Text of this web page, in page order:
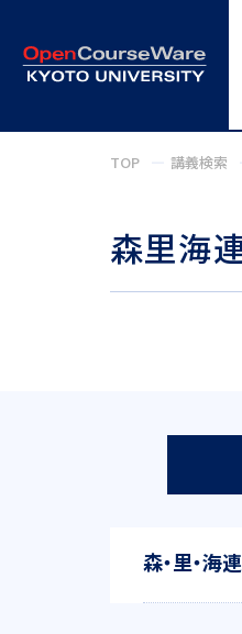
TOP 講義検索
森里海
森・里・海